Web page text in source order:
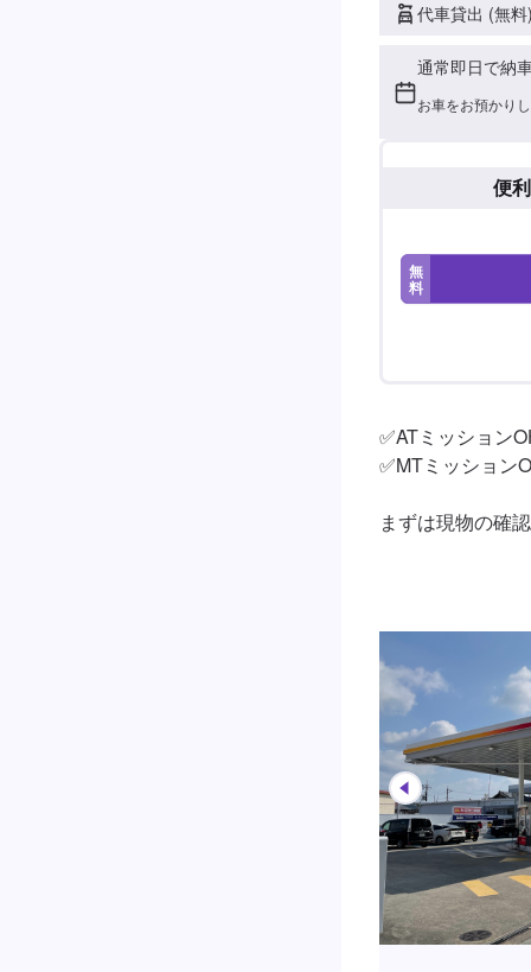
代車貸出 (無
通常即日で納
お車をお預かり
便
無
料
✅ATミッション
✅MTミッション
まずは現物の確